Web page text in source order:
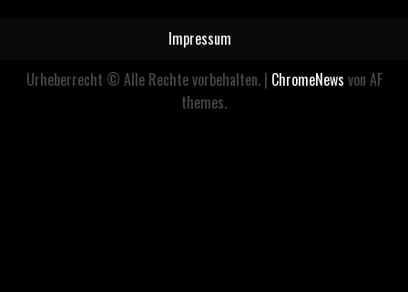
Impressum
Urheberrecht © Alle Rechte vorbehalten. | ChromeNews von AF
themes.